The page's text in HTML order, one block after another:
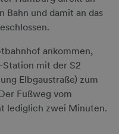
Bahn und damit an das
ankommen,
Station mit der S2
Elbgaustraße) zum
Fußweg vom
lediglich zwei Minuten.